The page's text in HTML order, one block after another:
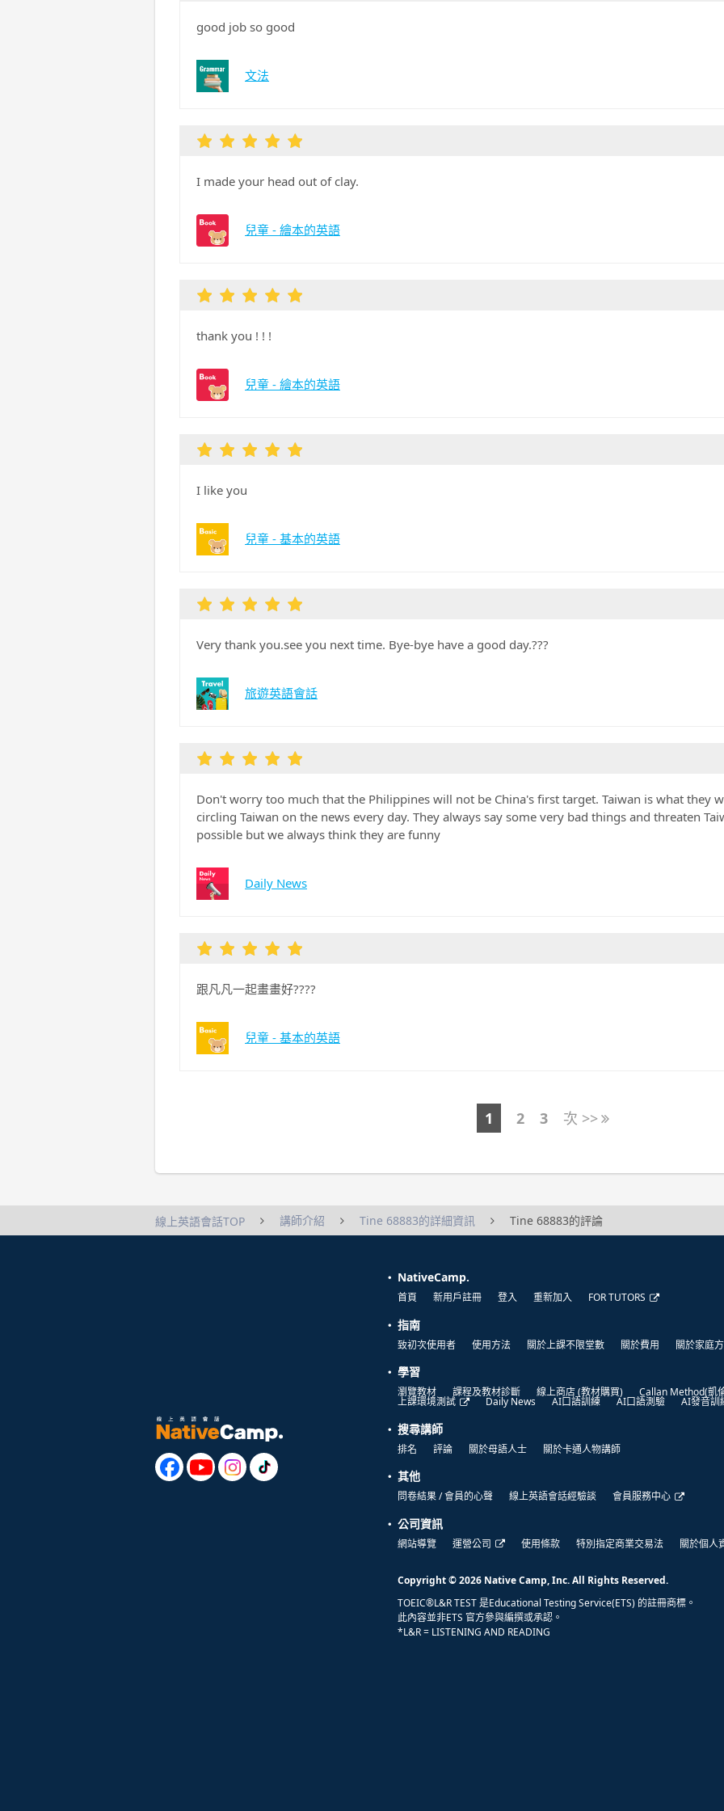
good job so good
文法
I made your head out of clay.
兒童 - 繪本的英語
thank you ! ! !
兒童 - 繪本的英語
I like you
兒童 - 基本的英語
Very thank you.see you next time. Bye-bye have a good day.???
旅遊英語會話
Don't worry too much that the Philippines will not be China's first target. Taiwan is what they
circling Taiwan on the news every day. They always say some very bad things and threaten
possible but we always think they are funny
Daily News
跟凡凡一起畫畫好????
兒童 - 基本的英語
1 2 3 次 >>
線上英語會話TOP 講師介紹 Tine 68883的詳細資訊 Tine 68883的評論
NativeCamp.
首頁 新用戶註冊 登入 重新加入 FOR TUTORS
指南
致初次使用者 使用方法 關於上課不限堂數 關於費用 關於家庭
學習
瀏覽教材 課程及教材診斷 線上商店 (教材購買) Callan Method(凱
上課環境測試 Daily News AI口語訓練 AI口語測驗 AI發音訓
搜尋講師
排名 評論 關於母語人士 關於卡通人物講師
其他
問卷結果 / 會員的心聲 線上英語會話經驗談 會員服務中心
公司資訊
網站導覽 運營公司 使用條款 特別指定商業交易法 關於個人
Copyright © 2026 Native Camp, Inc. All Rights Reserved.
TOEIC®L&R TEST 是Educational Testing Service(ETS) 的註冊商標。
此內容並非ETS 官方參與編撰或承認。
*L&R = LISTENING AND READING